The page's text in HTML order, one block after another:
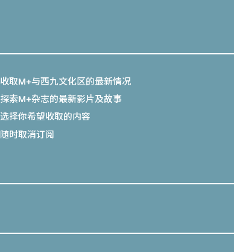
收取M+与西九文化区的最新情况
探索M+杂志的最新影片及故事
选择你希望收取的内容
随时取消订阅